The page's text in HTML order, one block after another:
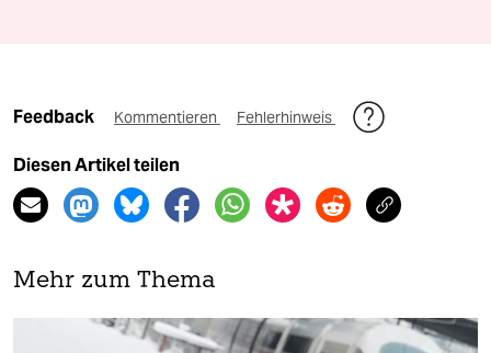
Feedback Kommentieren Fehlerhinweis
Diesen Artikel teilen
Mehr zum Thema